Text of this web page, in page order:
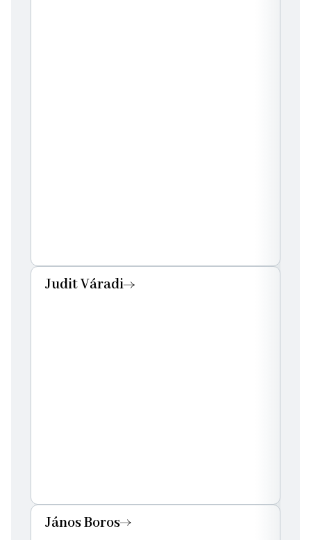
Judit Váradi
János Boros